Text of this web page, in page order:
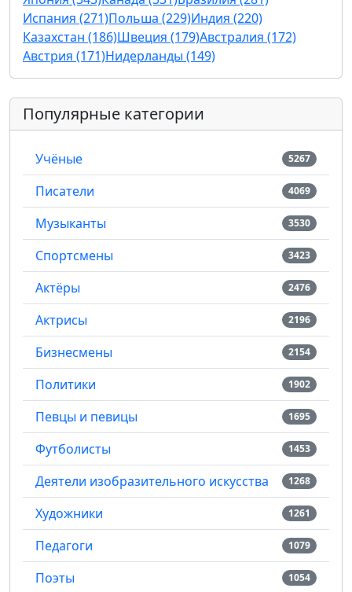
Испания (271)Польша (229)Индия (220)
Казахстан (186)Швеция (179)Австралия (172)
Австрия (171)Нидерланды (149)
Популярные категории
Учёные 5267
Писатели 4069
Музыканты 3530
Спортсмены 3423
Актёры 2476
Актрисы 2196
Бизнесмены 2154
Политики 1902
Певцы и певицы 1695
Футболисты 1453
Деятели изобразительного искусства 1268
Художники 1261
Педагоги 1079
Поэты 1054